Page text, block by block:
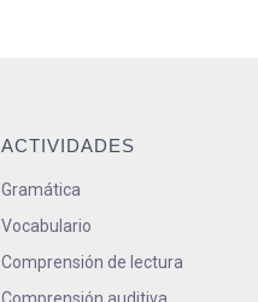
ACTIVIDADES
Gramática
Vocabulario
Comprensión de lectura